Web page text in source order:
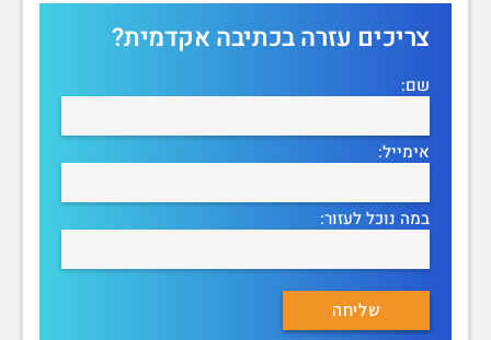
צריכים עזרה בכתיבה אקדמית?
שם:
אימייל:
במה נוכל לעזור: